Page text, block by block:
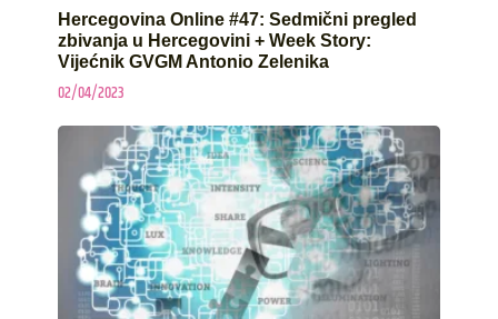
Hercegovina Online #47: Sedmični pregled
zbivanja u Hercegovini + Week Story:
Vijećnik GVGM Antonio Zelenika
02/04/2023